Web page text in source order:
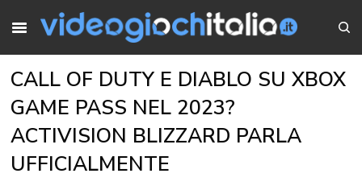
CALL OF DUTY E DIABLO SU XBOX
GAME PASS NEL 2023?
ACTIVISION BLIZZARD PARLA
UFFICIALMENTE